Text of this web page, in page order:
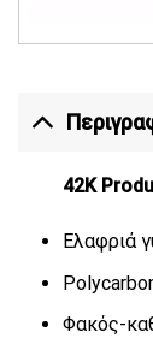
42K
Ελαφριά
Φακός-